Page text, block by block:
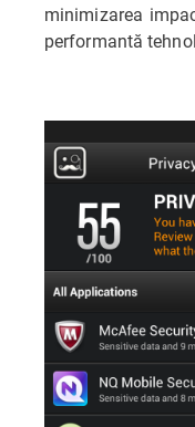
minimizarea
performantă